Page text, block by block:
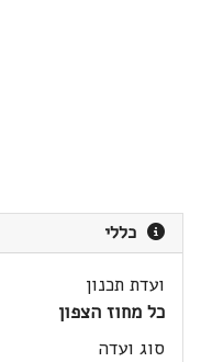
כללי
ועדת תכנון
כל מחוז הצפון
סוג ועדה